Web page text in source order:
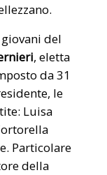
del
, eletta
da 31
le
Luisa
Particolare
della